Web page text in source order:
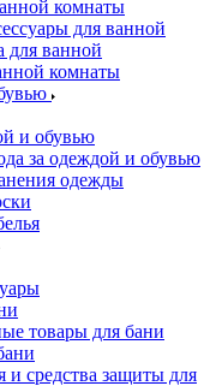
комнаты
для ванной
для ванной
комнаты
и обувью
за одеждой и обувью
одежды
товары для бани
и средства защиты для